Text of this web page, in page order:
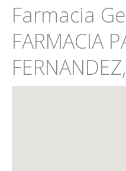
Farmacia
FARMACIA